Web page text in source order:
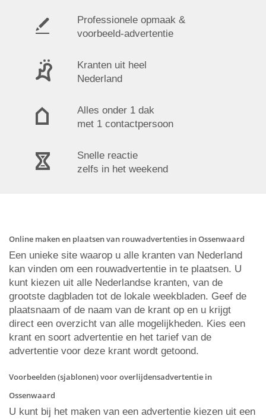
Professionele opmaak &
voorbeeld-advertentie
Kranten uit heel
Nederland
Alles onder 1 dak
met 1 contactpersoon
Snelle reactie
zelfs in het weekend
Online maken en plaatsen van rouwadvertenties in Ossenwaard
Een unieke site waarop u alle kranten van Nederland
kan vinden om een rouwadvertentie in te plaatsen. U
kunt kiezen uit alle Nederlandse kranten, van de
grootste dagbladen tot de lokale weekbladen. Geef de
plaatsnaam of de naam van de krant op en u krijgt
direct een overzicht van alle mogelijkheden. Kies een
krant en soort advertentie en het tarief van de
advertentie voor deze krant wordt getoond.
Voorbeelden (sjablonen) voor overlijdensadvertentie in
Ossenwaard
U kunt bij het maken van een advertentie kiezen uit een